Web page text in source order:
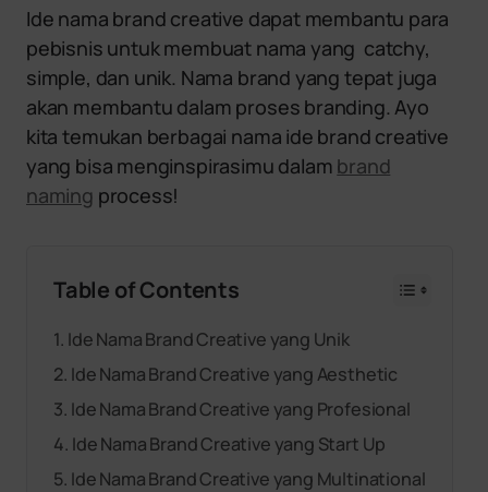
Ide nama brand creative dapat membantu para
pebisnis untuk membuat nama yang catchy,
simple, dan unik. Nama brand yang tepat juga
akan membantu dalam proses branding. Ayo
kita temukan berbagai nama ide brand creative
yang bisa menginspirasimu dalam brand
naming process!
Table of Contents
Ide Nama Brand Creative yang Unik
Ide Nama Brand Creative yang Aesthetic
Ide Nama Brand Creative yang Profesional
Ide Nama Brand Creative yang Start Up
Ide Nama Brand Creative yang Multinational